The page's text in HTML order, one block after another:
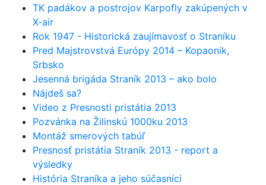
TK padákov a postrojov Karpofly zakúpených v
X-air
Rok 1947 - Historická zaujímavosť o Straníku
Pred Majstrovstvá Európy 2014 – Kopaonik,
Srbsko
Jesenná brigáda Straník 2013 – ako bolo
Nájdeš sa?
Video z Presnosti pristátia 2013
Pozvánka na Žilinskú 1000ku 2013
Montáž smerových tabúľ
Presnosť pristátia Straník 2013 - report a
výsledky
História Straníka a jeho súčasníci